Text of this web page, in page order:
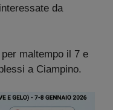
da
maltempo il 7 e
a Ciampino.